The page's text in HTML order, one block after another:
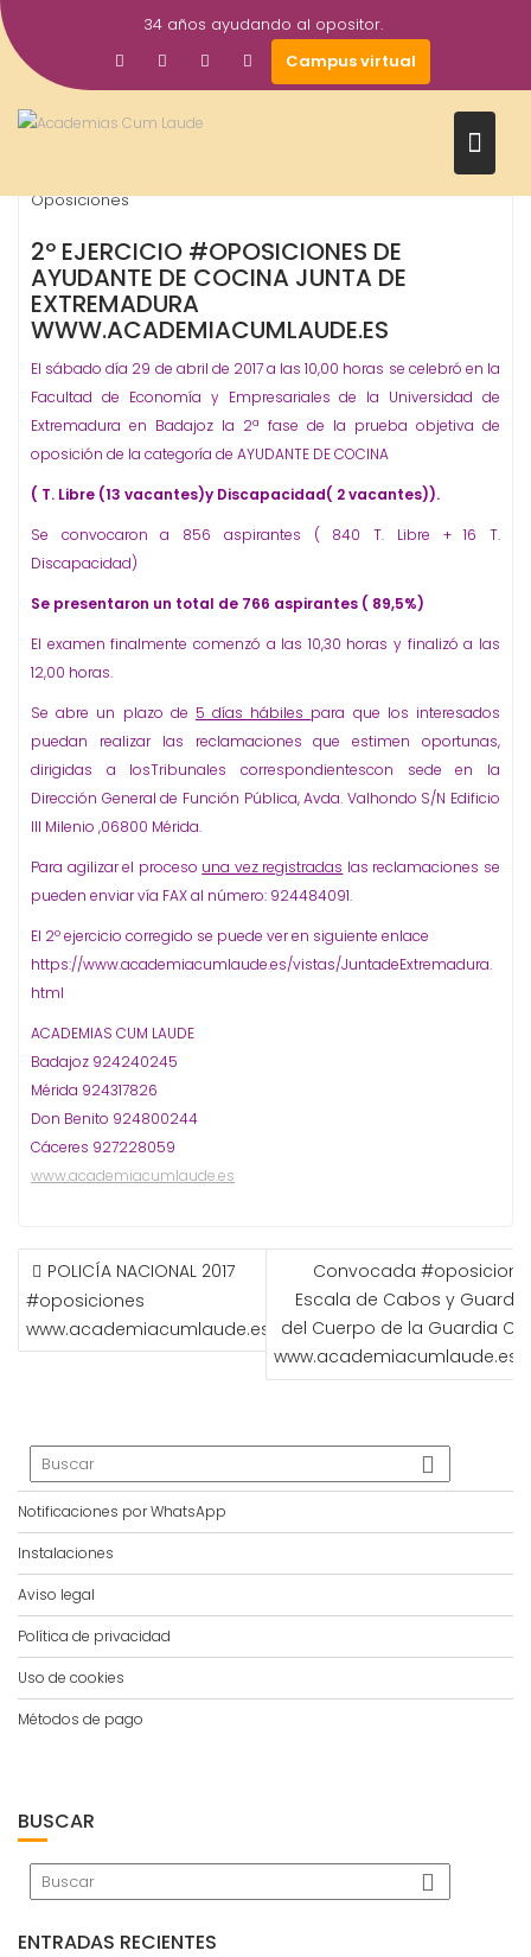
Saltar
al
contenido
34 años ayudando al opositor.
Campus virtual
May
2017
academiacumlaudeoposiciones Prensa
Oposiciones
2º EJERCICIO #OPOSICIONES DE
AYUDANTE DE COCINA JUNTA DE
EXTREMADURA
WWW.ACADEMIACUMLAUDE.ES
El sábado día 29 de abril de 2017 a las 10,00 horas se celebró en la
Facultad de Economía y Empresariales de la Universidad de
Extremadura en Badajoz la 2ª fase de la prueba objetiva de
oposición de la categoría de AYUDANTE DE COCINA
( T. Libre (13 vacantes)y Discapacidad( 2 vacantes)).
Se convocaron a 856 aspirantes ( 840 T. Libre + 16 T.
Discapacidad)
Se presentaron un total de 766 aspirantes ( 89,5%)
El examen finalmente comenzó a las 10,30 horas y finalizó a las
12,00 horas.
Se abre un plazo de 5 días hábiles para que los interesados
puedan realizar las reclamaciones que estimen oportunas,
dirigidas a losTribunales correspondientescon sede en la
Dirección General de Función Pública, Avda. Valhondo S/N Edificio
III Milenio ,06800 Mérida.
Para agilizar el proceso una vez registradas las reclamaciones se
pueden enviar vía FAX al número: 924484091.
El 2º ejercicio corregido se puede ver en siguiente enlace
https://www.academiacumlaude.es/vistas/JuntadeExtremadura.
html
ACADEMIAS CUM LAUDE
Badajoz 924240245
Mérida 924317826
Don Benito 924800244
Cáceres 927228059
www.academiacumlaude.es
NAVEGACIÓN
DE
ENTRADAS
POLICÍA NACIONAL 2017
#oposiciones
www.academiacumlaude.es
Convocada
Escala de Cabos y
del Cuerpo de la Guardia
www.academiacumlaude.es
Notificaciones por WhatsApp
Instalaciones
Aviso legal
Política de privacidad
Uso de cookies
Métodos de pago
BUSCAR
ENTRADAS RECIENTES